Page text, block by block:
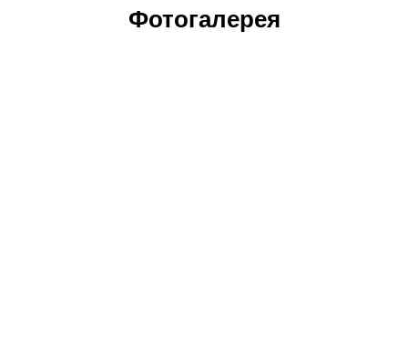
Фотогалерея